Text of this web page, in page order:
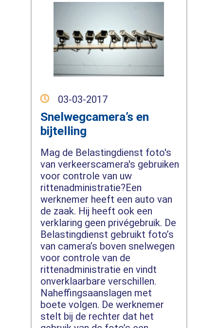
03-03-2017
Snelwegcamera’s en
bijtelling
Mag de Belastingdienst foto's
van verkeerscamera's gebruiken
voor controle van uw
rittenadministratie?Een
werknemer heeft een auto van
de zaak. Hij heeft ook een
verklaring geen privégebruik. De
Belastingdienst gebruikt foto’s
van camera’s boven snelwegen
voor controle van de
rittenadministratie en vindt
onverklaarbare verschillen.
Naheffingsaanslagen met
boete volgen. De werknemer
stelt bij de rechter dat het